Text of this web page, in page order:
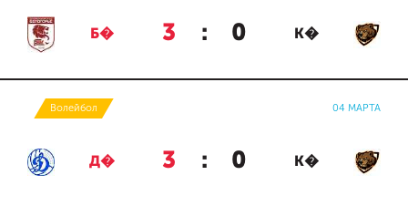
Б� 3 : 0 К�
Волейбол 04 МАРТА
Д� 3 : 0 К�